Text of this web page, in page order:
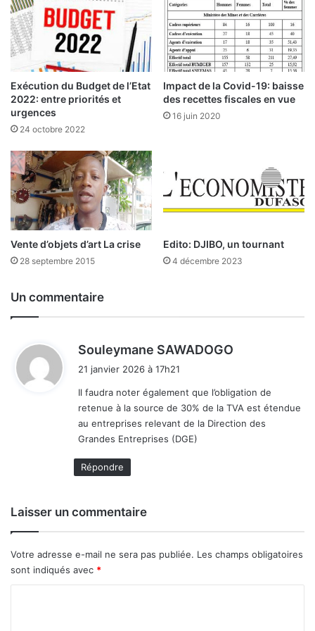
e
s
d
e
a
s
e
l
a
z
n
e
U
O
A
s
s
o
u
c
e
s
f
s
c
a
l
s
:
l
a
c
i
u
e
c
e
Exécution du Budget de l’Etat
2022: entre priorités et
urgences
24 octobre 2022
Impact de la Covid-19: baisse
des recettes fiscales en vue
16 juin 2020
Vente d’objets d’art La crise
28 septembre 2015
Edito: DJIBO, un tournant
4 décembre 2023
Un commentaire
Souleymane SAWADOGO
:
21 janvier 2026 à 17h21
Il faudra noter également que l’obligation de
retenue à la source de 30% de la TVA est étendue
au entreprises relevant de la Direction des
Grandes Entreprises (DGE)
Répondre
Laisser un commentaire
Votre adresse e-mail ne sera pas publiée. Les champs obligatoires
sont indiqués avec *